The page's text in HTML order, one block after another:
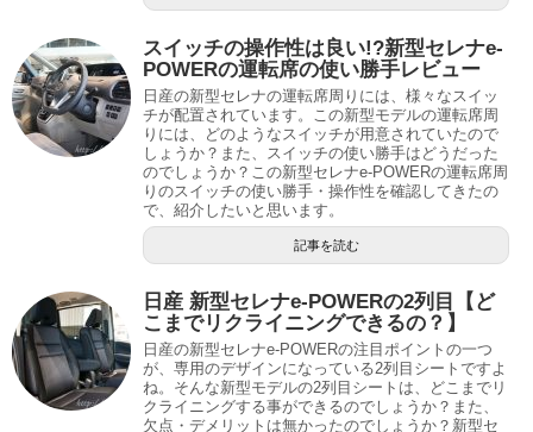
スイッチの操作性は良い!?新型セレナe-
POWERの運転席の使い勝手レビュー
日産の新型セレナの運転席周りには、様々なスイッ
チが配置されています。この新型モデルの運転席周
りには、どのようなスイッチが用意されていたので
しょうか？また、スイッチの使い勝手はどうだった
のでしょうか？この新型セレナe-POWERの運転席周
りのスイッチの使い勝手・操作性を確認してきたの
で、紹介したいと思います。
記事を読む
日産 新型セレナe-POWERの2列目【ど
こまでリクライニングできるの？】
日産の新型セレナe-POWERの注目ポイントの一つ
が、専用のデザインになっている2列目シートですよ
ね。そんな新型モデルの2列目シートは、どこまでリ
クライニングする事ができるのでしょうか？また、
欠点・デメリットは無かったのでしょうか？新型セ